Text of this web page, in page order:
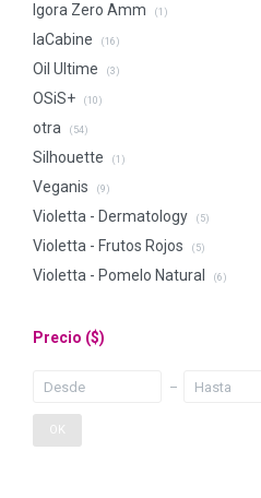
Igora Zero Amm (1)
laCabine (16)
Oil Ultime (3)
OSiS+ (10)
otra (54)
Silhouette (1)
Veganis (9)
Violetta - Dermatology (5)
Violetta - Frutos Rojos (5)
Violetta - Pomelo Natural (6)
Precio ($)
OK